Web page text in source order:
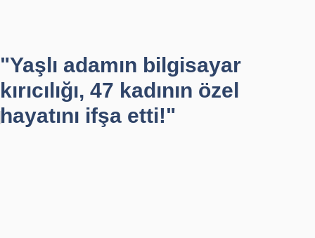
"Yaşlı adamın bilgisayar
kırıcılığı, 47 kadının özel
hayatını ifşa etti!"